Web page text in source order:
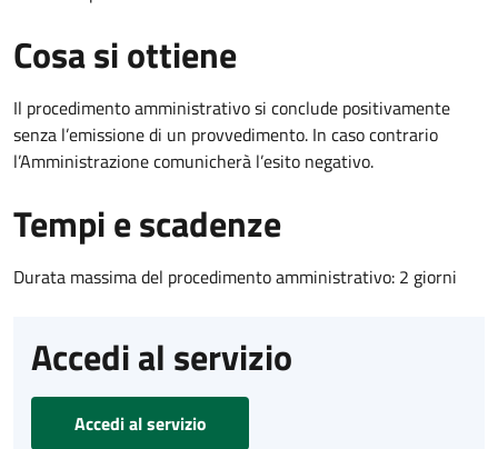
Cosa si ottiene
Il procedimento amministrativo si conclude positivamente
senza l’emissione di un provvedimento. In caso contrario
l’Amministrazione comunicherà l’esito negativo.
Tempi e scadenze
Durata massima del procedimento amministrativo: 2 giorni
Accedi al servizio
Accedi al servizio